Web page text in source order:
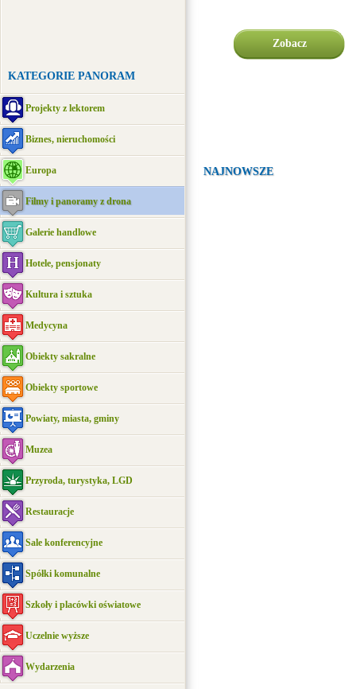
KATEGORIE PANORAM
Projekty z lektorem
Biznes, nieruchomości
Europa
Filmy i panoramy z drona
Galerie handlowe
Hotele, pensjonaty
Kultura i sztuka
Medycyna
Obiekty sakralne
Obiekty sportowe
Powiaty, miasta, gminy
Muzea
Przyroda, turystyka, LGD
Restauracje
Sale konferencyjne
Spółki komunalne
Szkoły i placówki oświatowe
Uczelnie wyższe
Wydarzenia
Zobacz
NAJNOWSZE